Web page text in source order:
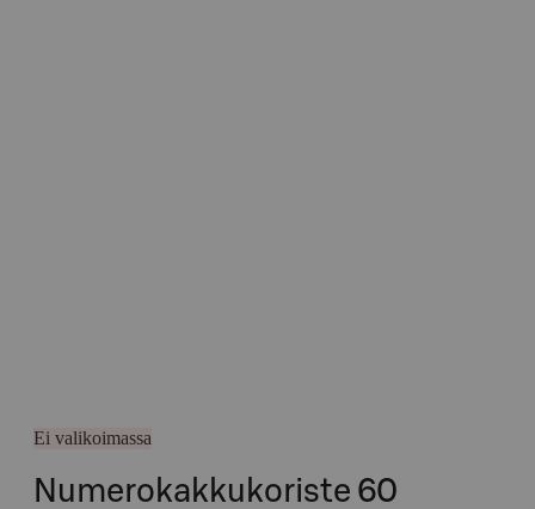
Ei valikoimassa
Numerokakkukoriste 60